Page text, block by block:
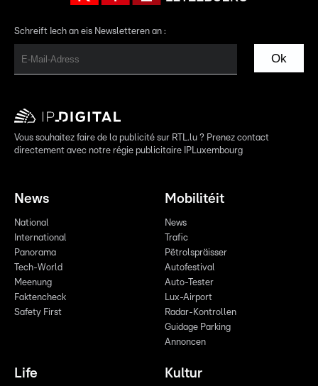
Schreift Iech an eis Newsletteren an :
Ok
Vous souhaitez faire de la publicité sur RTL.lu ? Prenez contact
directement avec notre régie publicitaire IPLuxembourg
News
National
International
Panorama
Tech-World
Meenung
Faktencheck
Safety First
Mobilitéit
News
Trafic
Pëtrolspräisser
Autofestival
Auto-Tester
Lux-Airport
Radar-Kontrollen
Guidage Parking
Annoncen
Life Kultur